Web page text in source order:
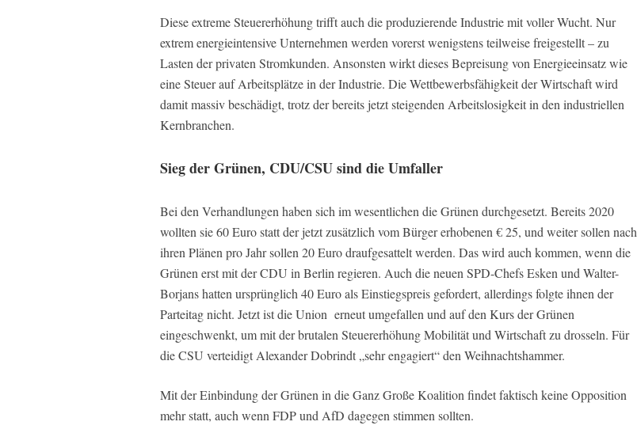
Diese extreme Steuererhöhung trifft auch die produzierende Industrie mit voller Wucht. Nur
extrem energieintensive Unternehmen werden vorerst wenigstens teilweise freigestellt – zu
Lasten der privaten Stromkunden. Ansonsten wirkt dieses Bepreisung von Energieeinsatz wie
eine Steuer auf Arbeitsplätze in der Industrie. Die Wettbewerbsfähigkeit der Wirtschaft wird
damit massiv beschädigt, trotz der bereits jetzt steigenden Arbeitslosigkeit in den industriellen
Kernbranchen.
Sieg der Grünen, CDU/CSU sind die Umfaller
Bei den Verhandlungen haben sich im wesentlichen die Grünen durchgesetzt. Bereits 2020
wollten sie 60 Euro statt der jetzt zusätzlich vom Bürger erhobenen € 25, und weiter sollen nach
ihren Plänen pro Jahr sollen 20 Euro draufgesattelt werden. Das wird auch kommen, wenn die
Grünen erst mit der CDU in Berlin regieren. Auch die neuen SPD-Chefs Esken und Walter-
Borjans hatten ursprünglich 40 Euro als Einstiegspreis gefordert, allerdings folgte ihnen der
Parteitag nicht. Jetzt ist die Union erneut umgefallen und auf den Kurs der Grünen
eingeschwenkt, um mit der brutalen Steuererhöhung Mobilität und Wirtschaft zu drosseln. Für
die CSU verteidigt Alexander Dobrindt „sehr engagiert“ den Weihnachtshammer.
Mit der Einbindung der Grünen in die Ganz Große Koalition findet faktisch keine Opposition
mehr statt, auch wenn FDP und AfD dagegen stimmen sollten.